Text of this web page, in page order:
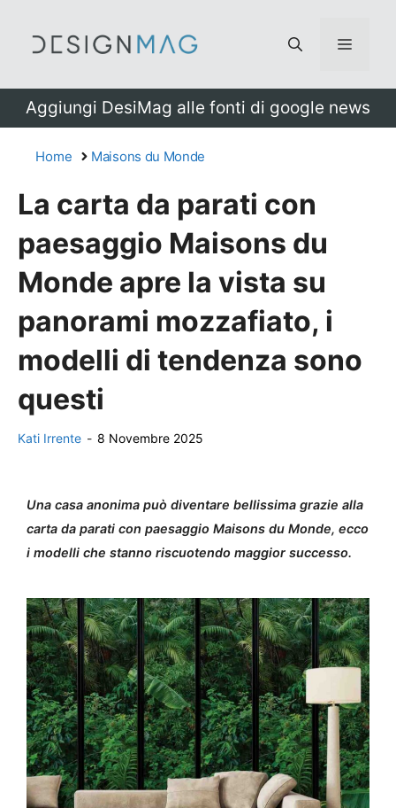
Menu
Aggiungi DesiMag alle fonti di google news
Home Maisons du Monde
La carta da parati con
paesaggio Maisons du
Monde apre la vista su
panorami mozzafiato, i
modelli di tendenza sono
questi
Kati Irrente - 8 Novembre 2025
Una casa anonima può diventare bellissima grazie alla
carta da parati con paesaggio Maisons du Monde, ecco
i modelli che stanno riscuotendo maggior successo.